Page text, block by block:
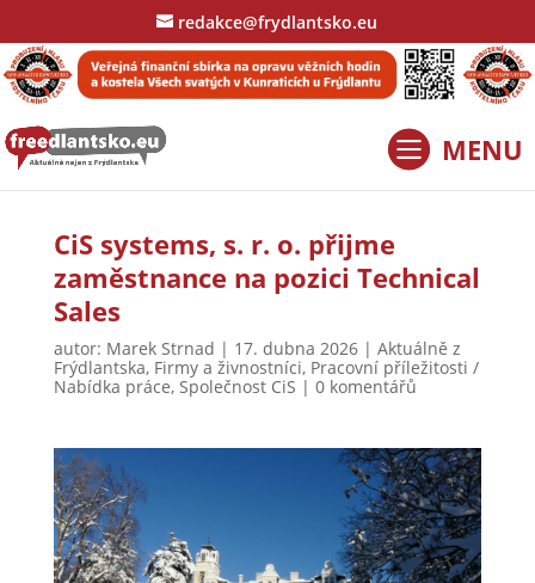
redakce@frydlantsko.eu
CiS systems, s. r. o. přijme
zaměstnance na pozici Technical
Sales
autor: Marek Strnad | 17. dubna 2026| Aktuálně z
Frýdlantska, Firmy a živnostníci, Pracovní příležitosti /
Nabídka práce, Společnost CiS | 0 komentářů